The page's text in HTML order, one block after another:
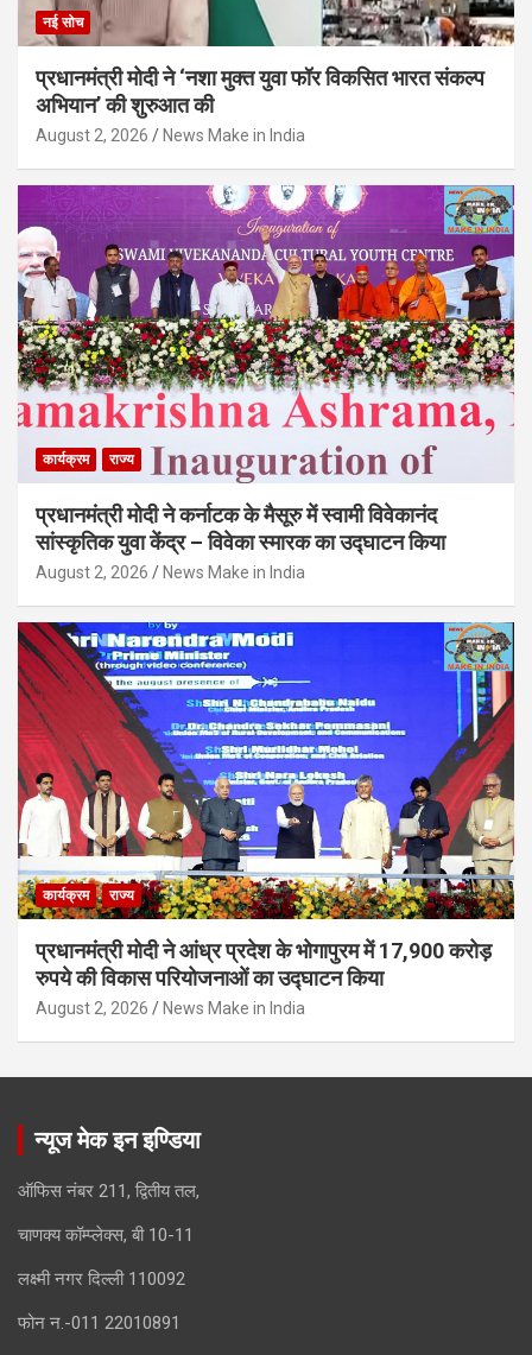
नई सोच
प्रधानमंत्री मोदी ने ‘नशा मुक्त युवा फॉर विकसित भारत संकल्प
अभियान’ की शुरुआत की
August 2, 2026 News Make in India
कार्यक्रम राज्य
प्रधानमंत्री मोदी ने कर्नाटक के मैसूरु में स्वामी विवेकानंद
सांस्कृतिक युवा केंद्र – विवेका स्मारक का उद्घाटन किया
August 2, 2026 News Make in India
कार्यक्रम राज्य
प्रधानमंत्री मोदी ने आंध्र प्रदेश के भोगापुरम में 17,900 करोड़
रुपये की विकास परियोजनाओं का उद्घाटन किया
August 2, 2026 News Make in India
न्यूज मेक इन इण्डिया
ऑफिस नंबर 211, द्वितीय तल,
चाणक्य कॉम्प्लेक्स, बी 10-11
लक्ष्मी नगर दिल्ली 110092
फोन न.-011 22010891